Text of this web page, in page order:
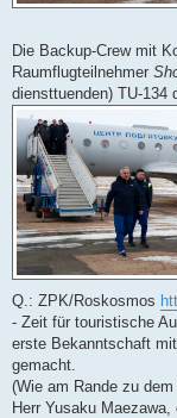
Die Backup-Crew mit
Raumflugteilnehmer
diensttuenden) TU-134
Q.: ZPK/Roskosmos
- Zeit für touristische
erste Bekanntschaft
gemacht.
(Wie am Rande zu
Herr Yusaku